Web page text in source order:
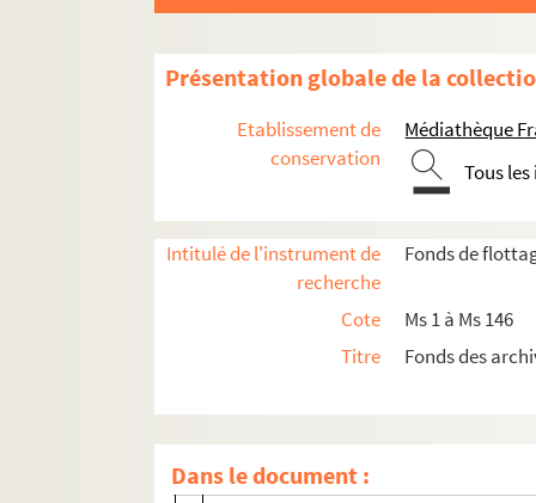
Présentation globale de la
Etablissement de
conservation
Médiathèque
Tous
Intitulé de l'instrument de
recherche
Fonds de
Cote
Ms 1 à Ms 146
Titre
Fonds des
Dans le document :
Ms 1. Boîte 1 : Exercices de 1605 à 1769
Ms 2. Boîte 2 : Exercices de 1769 à 1773
Exercices de 1773-1774
Exercices de 1774-1775